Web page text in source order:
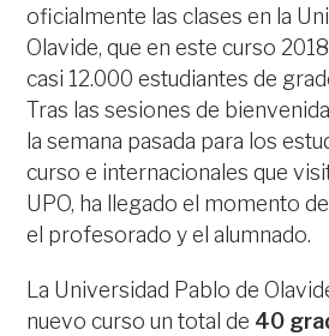
oficialmente las clases en la
Olavide, que en este curso
casi 12.000 estudiantes de
Tras las sesiones de
la semana pasada para los
curso e internacionales que
UPO, ha llegado el momento
el profesorado y el alumnado.
La Universidad Pablo de
nuevo curso un total de 40